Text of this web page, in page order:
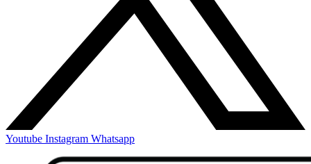
Youtube Instagram Whatsapp